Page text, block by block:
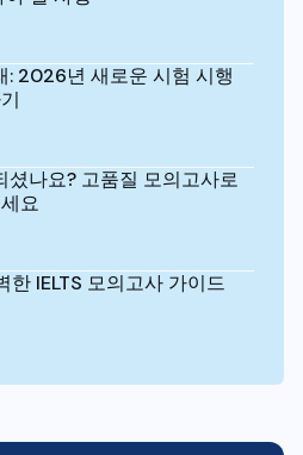
: 2026년 새로운 시험 시행
셨나요? 고품질 모의고사로
요
IELTS 모의고사 가이드